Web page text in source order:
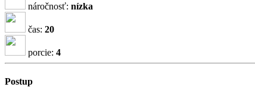
náročnosť: nízka
čas: 20
porcie: 4
Postup